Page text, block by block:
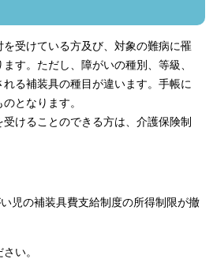
受けている方及び、対象の難病に罹
す。ただし、障がいの種別、等級、
る補装具の種目が違います。手帳に
となります。
けることのできる方は、介護保険制
児の補装具費支給制度の所得制限が撤
さい。